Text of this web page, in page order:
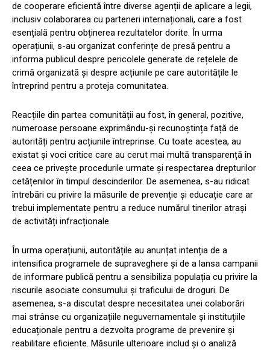
de cooperare eficientă între diverse agenții de aplicare a legii,
inclusiv colaborarea cu parteneri internaționali, care a fost
esențială pentru obținerea rezultatelor dorite. În urma
operațiunii, s-au organizat conferințe de presă pentru a
informa publicul despre pericolele generate de rețelele de
crimă organizată și despre acțiunile pe care autoritățile le
întreprind pentru a proteja comunitatea.
Reacțiile din partea comunității au fost, în general, pozitive,
numeroase persoane exprimându-și recunoștința față de
autorități pentru acțiunile întreprinse. Cu toate acestea, au
existat și voci critice care au cerut mai multă transparență în
ceea ce privește procedurile urmate și respectarea drepturilor
cetățenilor în timpul descinderilor. De asemenea, s-au ridicat
întrebări cu privire la măsurile de prevenție și educație care ar
trebui implementate pentru a reduce numărul tinerilor atrași
de activități infracționale.
În urma operațiunii, autoritățile au anunțat intenția de a
intensifica programele de supraveghere și de a lansa campanii
de informare publică pentru a sensibiliza populația cu privire la
riscurile asociate consumului și traficului de droguri. De
asemenea, s-a discutat despre necesitatea unei colaborări
mai strânse cu organizațiile neguvernamentale și instituțiile
educaționale pentru a dezvolta programe de prevenire și
reabilitare eficiente. Măsurile ulterioare includ și o analiză